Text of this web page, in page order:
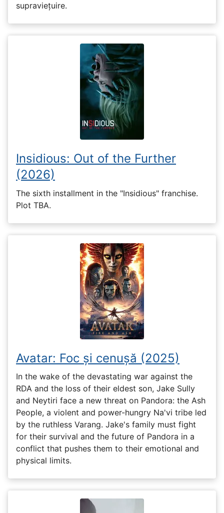
supraviețuire.
Insidious: Out of the Further
(2026)
The sixth installment in the "Insidious" franchise.
Plot TBA.
Avatar: Foc și cenușă (2025)
In the wake of the devastating war against the
RDA and the loss of their eldest son, Jake Sully
and Neytiri face a new threat on Pandora: the Ash
People, a violent and power-hungry Na'vi tribe led
by the ruthless Varang. Jake's family must fight
for their survival and the future of Pandora in a
conflict that pushes them to their emotional and
physical limits.